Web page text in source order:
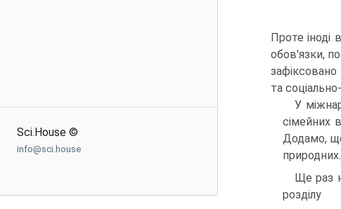
Sci.House ©
info@sci.house
Проте іноді
обов'язки,
зафіксовано
та
У
сімейних
Додамо, що
природних.
Ще раз
розділу